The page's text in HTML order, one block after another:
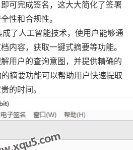
可完成签名，这大大简化了签署
性和合规性。
成了人工智能技术，使用户能够通
内容，获取一键式摘要等功能。
用户的查询意图，并提供精确的
摘要功能可以帮助用户快速提取
的时间。